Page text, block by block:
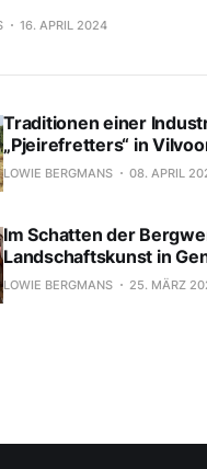
16. APRIL 2024
Traditionen einer
„Pjeirefretters“ in
LOWIE BERGMANS 08. APRIL
Im Schatten der
Landschaftskunst in
LOWIE BERGMANS 25. MÄRZ